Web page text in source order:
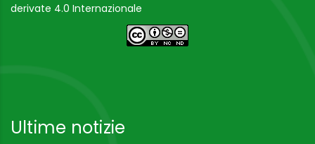
derivate 4.0 Internazionale
Ultime notizie